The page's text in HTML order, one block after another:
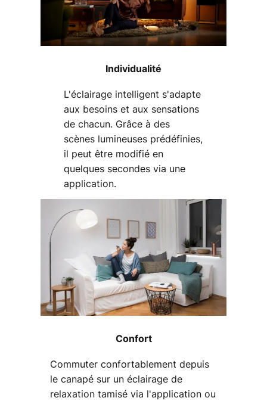
Individualité
L'éclairage intelligent s'adapte
aux besoins et aux sensations
de chacun. Grâce à des
scènes lumineuses prédéfinies,
il peut être modifié en
quelques secondes via une
application.
Confort
Commuter confortablement depuis
le canapé sur un éclairage de
relaxation tamisé via l'application ou